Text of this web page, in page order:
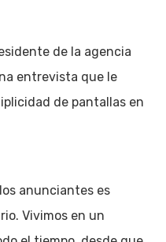
de la agencia
entrevista que le
de pantallas en
anunciantes es
Vivimos en un